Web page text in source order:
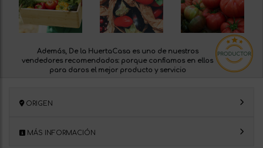
Además, De la HuertaCasa es uno de nuestros
vendedores recomendados: porque confiamos en ellos
para daros el mejor producto y servicio
ORIGEN
MÁS INFORMACIÓN